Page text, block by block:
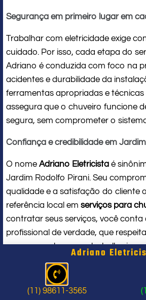
Segurança em primeiro lugar em
Trabalhar com eletricidade exige
cuidado. Por isso, cada etapa do
Adriano é conduzida com foco na
acidentes e durabilidade da
ferramentas apropriadas e técnicas
assegura que o chuveiro funcione
segura, sem comprometer o
Confiança e credibilidade em
O nome Adriano Eletricista é
Jardim Rodolfo Pirani. Seu
qualidade e a satisfação do cliente
referência local em serviços para
contratar seus serviços, você conta
profissional de verdade, que
espaço e entrega um trabalho
Problema com chuveiro:
Adriano
(11) 98611-3565